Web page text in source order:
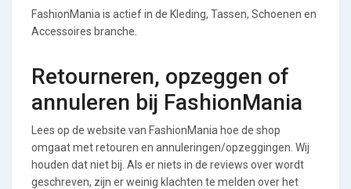
FashionMania is actief in de Kleding, Tassen, Schoenen en
Accessoires branche.
Retourneren, opzeggen of
annuleren bij FashionMania
Lees op de website van FashionMania hoe de shop
omgaat met retouren en annuleringen/opzeggingen. Wij
houden dat niet bij. Als er niets in de reviews over wordt
geschreven, zijn er weinig klachten te melden over het